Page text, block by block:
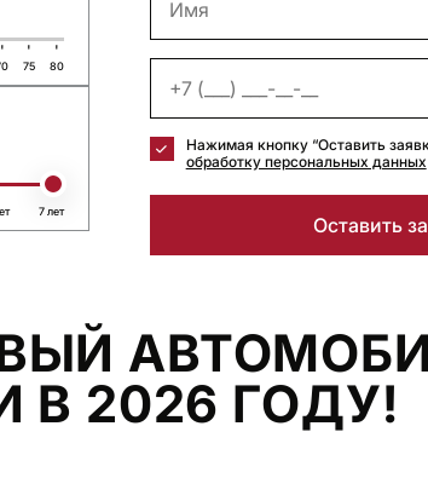
75 80
7 лет
Нажимая кнопку “Оставить
обработку персональных данных
Оставить
2026 ГОДУ!